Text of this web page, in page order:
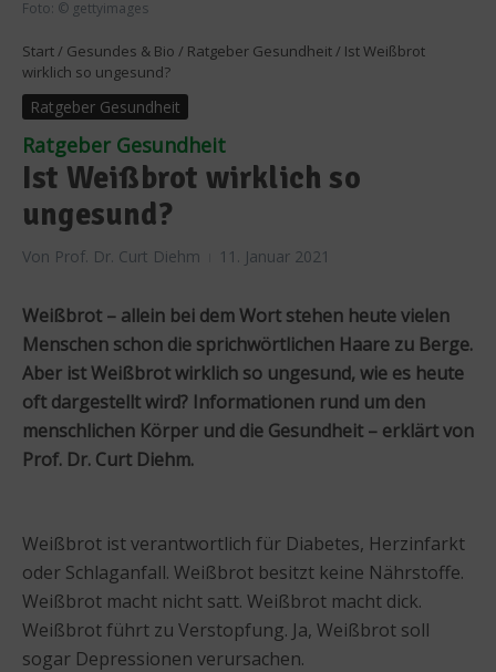
Foto: © gettyimages
Start / Gesundes & Bio / Ratgeber Gesundheit / Ist Weißbrot
wirklich so ungesund?
Ratgeber Gesundheit
Ratgeber Gesundheit
Ist Weißbrot wirklich so
ungesund?
Von Prof. Dr. Curt Diehm 11. Januar 2021
Weißbrot – allein bei dem Wort stehen heute vielen
Menschen schon die sprichwörtlichen Haare zu Berge.
Aber ist Weißbrot wirklich so ungesund, wie es heute
oft dargestellt wird? Informationen rund um den
menschlichen Körper und die Gesundheit – erklärt von
Prof. Dr. Curt Diehm.
Weißbrot ist verantwortlich für Diabetes, Herzinfarkt
oder Schlaganfall. Weißbrot besitzt keine Nährstoffe.
Weißbrot macht nicht satt. Weißbrot macht dick.
Weißbrot führt zu Verstopfung. Ja, Weißbrot soll
sogar Depressionen verursachen.